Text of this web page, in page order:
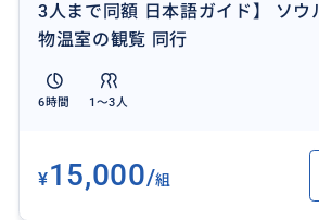
3人まで同額 日本語ガイド】 ソウ
物温室の観覧 同行
6時間 1〜3人
¥15,000/組